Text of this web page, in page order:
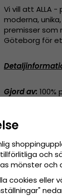
Vi vill att ALLA
moderna,
premisser som
Göteborg för
Gjord av: 100%
och
mönster och
cookies eller